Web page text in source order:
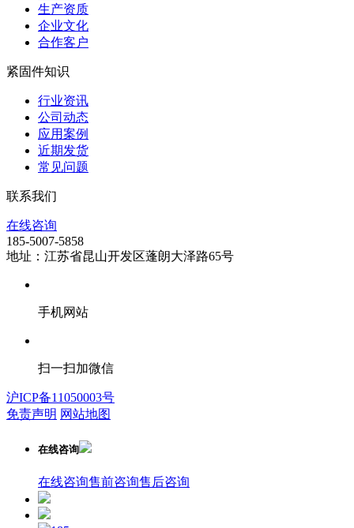
生产资质
企业文化
合作客户
紧固件知识
行业资讯
公司动态
应用案例
近期发货
常见问题
联系我们
在线咨询
185-5007-5858
地址：江苏省昆山开发区蓬朗大泽路65号
手机网站
扫一扫加微信
沪ICP备11050003号
免责声明 网站地图
在线咨询
在线咨询售前咨询售后咨询